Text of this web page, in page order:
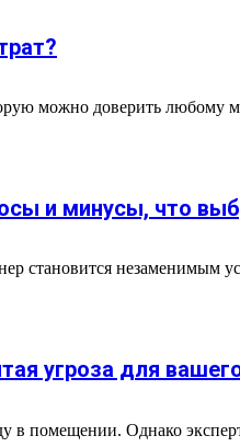
можно доверить
и минусы, что
становится незаменимым
угроза для
в помещении. Однако